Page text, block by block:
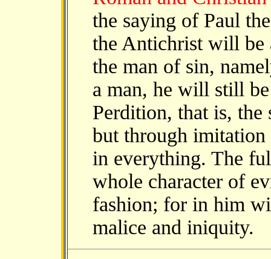
the saying of Paul
the Antichrist will be
the man of sin,
a man, he will still
Perdition, that is,
but through
in everything. The
whole character of
fashion; for in him
malice and iniquity.